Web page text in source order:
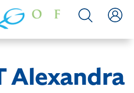
Alexandra